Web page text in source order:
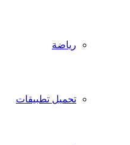
رياضة
تحميل تطبيقات